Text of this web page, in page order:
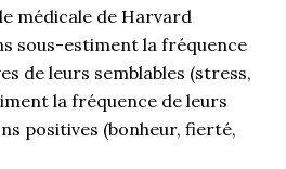
médicale de Harvard
sous-estiment la fréquence
de leurs semblables (stress,
la fréquence de leurs
positives (bonheur, fierté,